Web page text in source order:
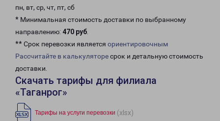
пн, вт, ср, чт, пт, сб
* Минимальная стоимость доставки по выбранному
направлению: 470 руб.
** Срок перевозки является ориентировочным
Рассчитайте в калькуляторесрок и детальную стоимость
доставки.
Скачать тарифы для филиала
«Таганрог»
Тарифы на услуги перевозки (xlsx)